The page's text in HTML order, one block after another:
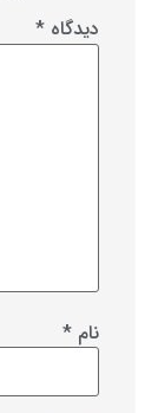
دیدگاه *
نام *